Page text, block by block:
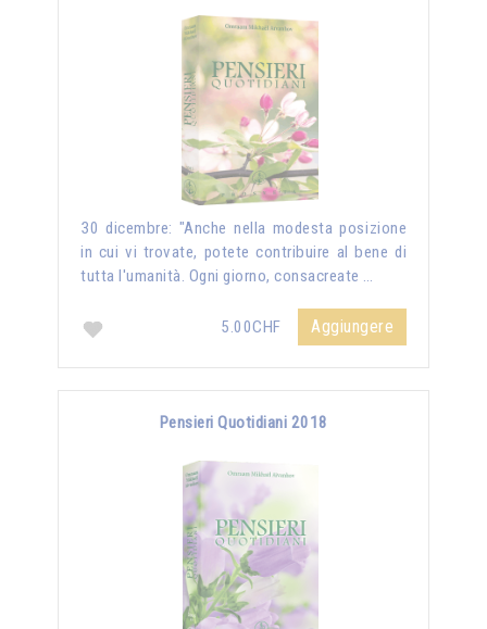
30 dicembre: "Anche nella modesta posizione
in cui vi trovate, potete contribuire al bene di
tutta l'umanità. Ogni giorno, consacreate …
5.00CHF Aggiungere
Pensieri Quotidiani 2018